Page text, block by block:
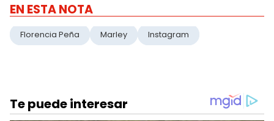
EN ESTA NOTA
Florencia Peña Marley Instagram